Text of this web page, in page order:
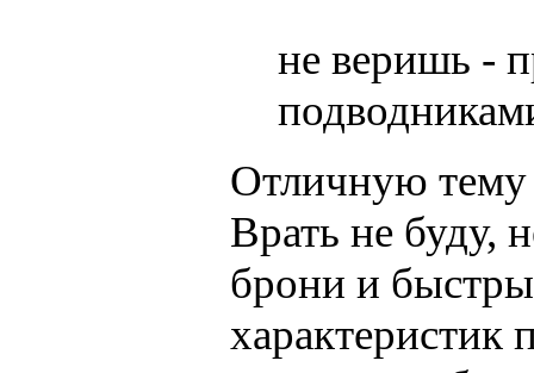
не веришь -
Отличную тему
Врать не буду,
брони и
характеристик